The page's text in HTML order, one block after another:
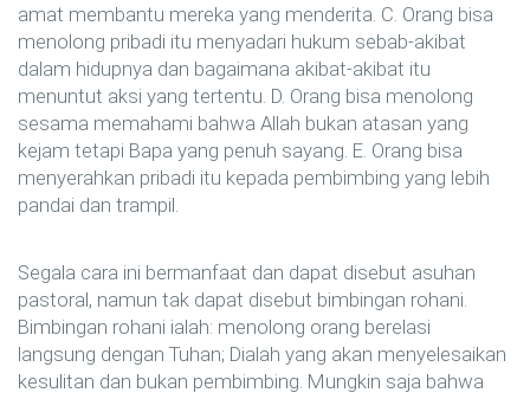
amat membantu mereka yang menderita. C. Orang bisa
menolong pribadi itu menyadari hukum sebab-akibat
dalam hidupnya dan bagaimana akibat-akibat itu
menuntut aksi yang tertentu. D. Orang bisa menolong
sesama memahami bahwa Allah bukan atasan yang
kejam tetapi Bapa yang penuh sayang. E. Orang bisa
menyerahkan pribadi itu kepada pembimbing yang lebih
pandai dan trampil.
Segala cara ini bermanfaat dan dapat disebut asuhan
pastoral, namun tak dapat disebut bimbingan rohani.
Bimbingan rohani ialah: menolong orang berelasi
langsung dengan Tuhan; Dialah yang akan menyelesaikan
kesulitan dan bukan pembimbing. Mungkin saja bahwa